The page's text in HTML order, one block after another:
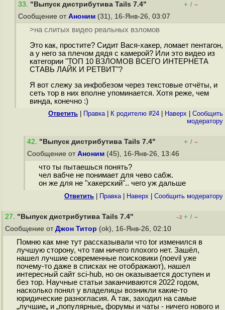
33. "Выпуск дистрибутива Tails 7.4" + / –
Сообщение от Аноним (31), 16-Янв-26, 03:07
>на слитых видео реальных взломов
Это как, простите? Сидит Вася-хакер, ломает пентагон,
а у него за плечом дядя с камерой? Или это видео из
категории "ТОП 10 ВЗЛОМОВ ВСЕГО ИНТЕРНЕТА
СТАВЬ ЛАЙК И РЕТВИТ"?
Я вот слежу за инфобезом через текстовые отчёты, и
сеть тор в них вполне упоминается. Хотя реже, чем
винда, конечно :)
Ответить Правка| К родителю #24 Наверх
Cообщить
модератору
42. "Выпуск дистрибутива Tails 7.4" + / –
Сообщение от Аноним (45), 16-Янв-26, 13:46
что ты пытаешься понять?
чел вабче не понимает для чево сабж.
он же для не "хакерский".. чего уж дальше
Ответить Правка| Наверх Cообщить модератору
27. "Выпуск дистрибутива Tails 7.4" –2 + / –
Сообщение от Джон Титор (ok), 16-Янв-26, 02:10
Помню как мне тут рассказывали что tor изменился в
лучшую сторону, что там ничего плохого нет. Зашёл,
нашел лучшие современные поисковики (noevil уже
почему-то даже в списках не отображают), нашел
интересный сайт sci-hub, но он оказывается доступен и
без тор. Научные статьи заканчиваются 2022 годом,
насколько понял у владелицы возникли какие-то
юридические разногласия. А так, заходил на самые
„лучшие„ и „популярные„ форумы и чаты - ничего нового и